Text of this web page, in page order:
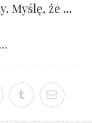
Myślę, że ...